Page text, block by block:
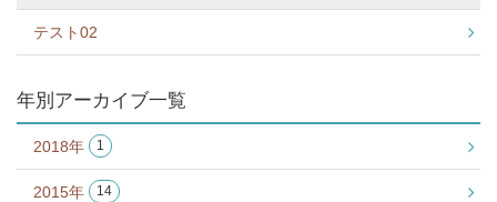
テスト02
年別アーカイブ一覧
2018年 1
2015年 14